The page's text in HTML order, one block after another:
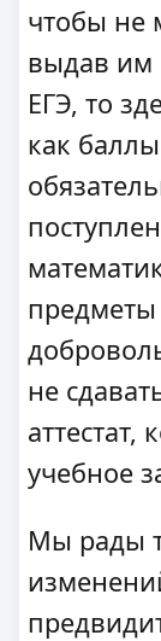
чтобы не
выдав им
ЕГЭ, то
как
не
учебное
Мы рады